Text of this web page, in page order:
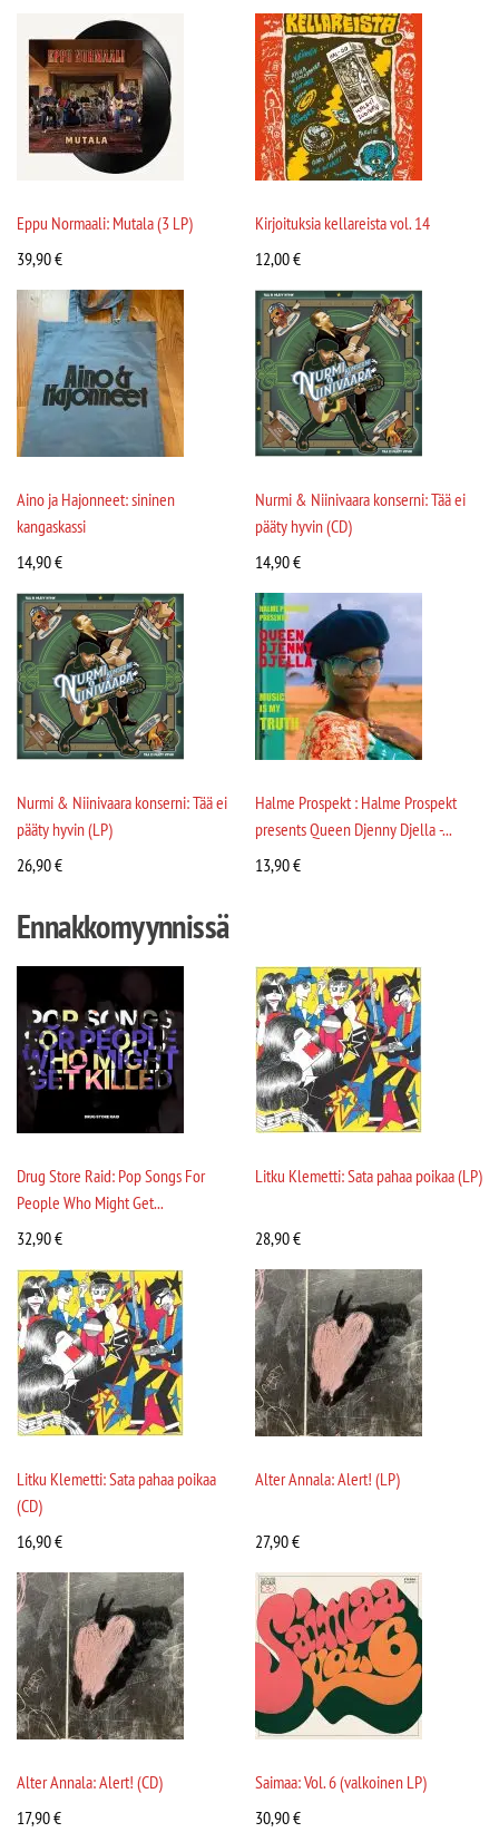
Eppu Normaali: Mutala (3 LP)
39,90€
Kirjoituksia kellareista vol. 14
12,00€
Aino ja Hajonneet: sininen
kangaskassi
14,90€
Nurmi & Niinivaara konserni: Tää ei
pääty hyvin (CD)
14,90€
Nurmi & Niinivaara konserni: Tää ei
pääty hyvin (LP)
26,90€
Halme Prospekt : Halme Prospekt
presents Queen Djenny Djella -...
13,90€
Ennakkomyynnissä
Drug Store Raid: Pop Songs For
People Who Might Get...
32,90€
Litku Klemetti: Sata pahaa poikaa (LP)
28,90€
Litku Klemetti: Sata pahaa poikaa
(CD)
16,90€
Alter Annala: Alert! (LP)
27,90€
Alter Annala: Alert! (CD)
17,90€
Saimaa: Vol. 6 (valkoinen LP)
30,90€